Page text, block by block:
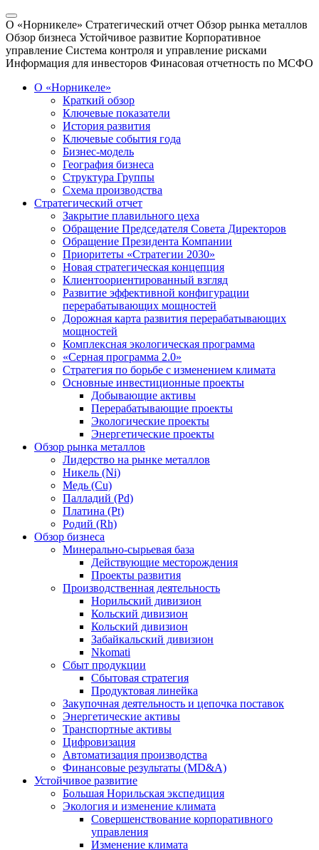
О «Норникеле» Стратегический отчет Обзор рынка металлов
Обзор бизнеса Устойчивое развитие Корпоративное
управление Система контроля и управление рисками
Информация для инвесторов Финасовая отчетность по МСФО
О «Норникеле»
Краткий обзор
Ключевые показатели
История развития
Ключевые события года
Бизнес-модель
География бизнеса
Структура Группы
Схема производства
Стратегический отчет
Закрытие плавильного цеха
Обращение Председателя Совета Директоров
Обращение Президента Компании
Приоритеты «Стратегии 2030»
Новая стратегическая концепция
Клиентоориентированный взгляд
Развитие эффективной конфигурации
перерабатывающих мощностей
Дорожная карта развития перерабатывающих
мощностей
Комплексная экологическая программа
«Серная программа 2.0»
Стратегия по борьбе с изменением климата
Основные инвестиционные проекты
Добывающие активы
Перерабатывающие проекты
Экологические проекты
Энергетические проекты
Обзор рынка металлов
Лидерство на рынке металлов
Никель (Ni)
Медь (Cu)
Палладий (Pd)
Платина (Pt)
Родий (Rh)
Обзор бизнеса
Минерально-сырьевая база
Действующие месторождения
Проекты развития
Производственная деятельность
Норильский дивизион
Кольский дивизион
Кольский дивизион
Забайкальский дивизион
Nkomati
Сбыт продукции
Сбытовая стратегия
Продуктовая линейка
Закупочная деятельность и цепочка поставок
Энергетические активы
Транспортные активы
Цифровизация
Автоматизация производства
Финансовые результаты (MD&A)
Устойчивое развитие
Большая Норильская экспедиция
Экология и изменение климата
Совершенствование корпоративного
управления
Изменение климата